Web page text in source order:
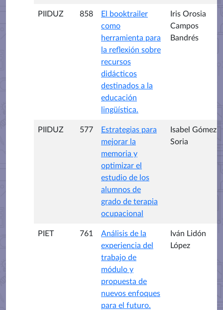
PIIDUZ 858
El booktrailer
como
herramienta para
la reflexión sobre
recursos
didácticos
destinados a la
educación
lingüística.
Iris Orosia
Campos
Bandrés
PIIDUZ 577
Estrategias para
mejorar la
memoria y
optimizar el
estudio de los
alumnos de
grado de terapia
ocupacional
Isabel Gómez
Soria
PIET 761
Análisis de la
experiencia del
trabajo de
módulo y
propuesta de
nuevos enfoques
para el futuro.
Iván Lidón
López